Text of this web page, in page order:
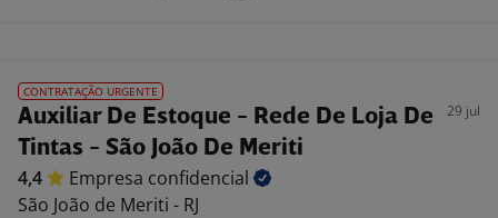
CONTRATAÇÃO URGENTE
Auxiliar De Estoque - Rede De Loja De
Tintas - São João De Meriti
29 jul
4,4 Empresa confidencial
São João de Meriti - RJ